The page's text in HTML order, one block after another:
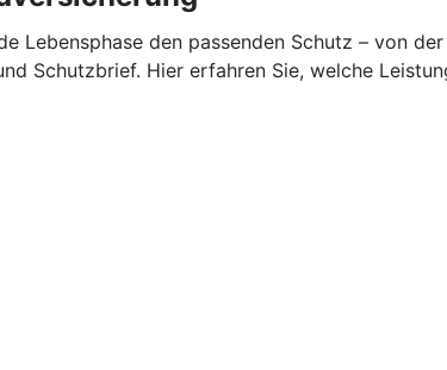
Lebensphase den passenden Schutz – von
Schutzbrief. Hier erfahren Sie, welche